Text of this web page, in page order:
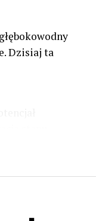
Dzisiaj ta
stanu.
się
otwiera
PiS